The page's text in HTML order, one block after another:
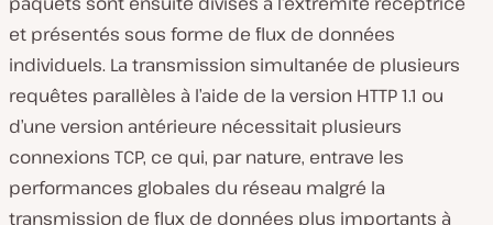
et présentés sous forme de flux de données
individuels. La transmission simultanée de plusieurs
requêtes parallèles à l’aide de la version HTTP 1.1 ou
d’une version antérieure nécessitait plusieurs
connexions TCP, ce qui, par nature, entrave les
performances globales du réseau malgré la
transmission de flux de données plus importants à